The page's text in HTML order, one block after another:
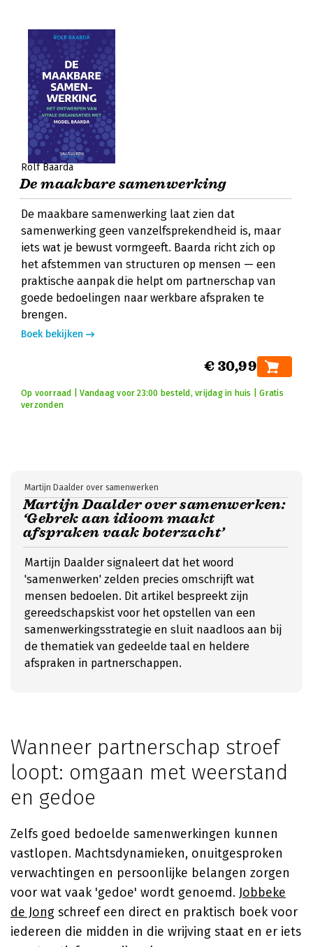
Rolf Baarda
De maakbare samenwerking
De maakbare samenwerking laat zien dat
samenwerking geen vanzelfsprekendheid is, maar
iets wat je bewust vormgeeft. Baarda richt zich op
het afstemmen van structuren op mensen — een
praktische aanpak die helpt om partnerschap van
goede bedoelingen naar werkbare afspraken te
brengen.
Boek bekijken
€ 30,99
Op voorraad | Vandaag voor 23:00 besteld, vrijdag in huis | Gratis
verzonden
Martijn Daalder over samenwerken:
‘Gebrek aan idioom maakt
afspraken vaak boterzacht’
Martijn Daalder over samenwerken
Martijn Daalder signaleert dat het woord
'samenwerken' zelden precies omschrijft wat
mensen bedoelen. Dit artikel bespreekt zijn
gereedschapskist voor het opstellen van een
samenwerkingsstrategie en sluit naadloos aan bij
de thematiek van gedeelde taal en heldere
afspraken in partnerschappen.
Wanneer partnerschap stroef
loopt: omgaan met weerstand
en gedoe
Zelfs goed bedoelde samenwerkingen kunnen
vastlopen. Machtsdynamieken, onuitgesproken
verwachtingen en persoonlijke belangen zorgen
voor wat vaak 'gedoe' wordt genoemd. Jobbeke
de Jong schreef een direct en praktisch boek voor
iedereen die midden in die wrijving staat en er iets